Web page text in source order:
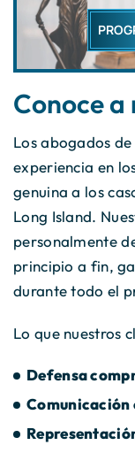
Conoce a
Los abogados
experiencia en
genuina a los
Long Island.
personalmente
principio a fin,
durante todo el
Lo que nuestros
Defensa
Comunicación